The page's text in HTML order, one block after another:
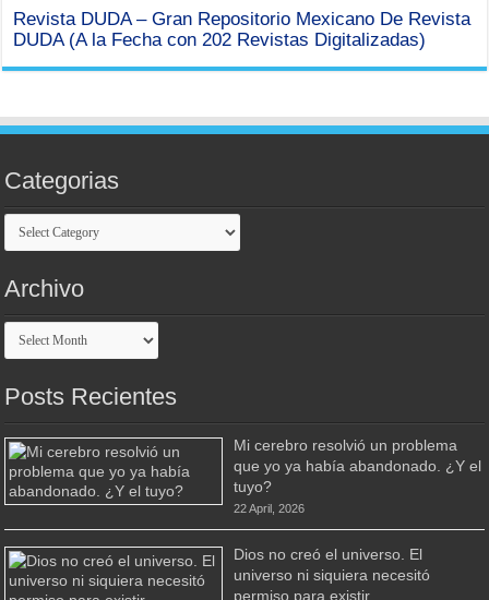
Revista DUDA – Gran Repositorio Mexicano De Revista
DUDA (A la Fecha con 202 Revistas Digitalizadas)
Categorias
Categorias
Archivo
Archivo
Posts Recientes
Mi cerebro resolvió un problema
que yo ya había abandonado. ¿Y el
tuyo?
22 April, 2026
Dios no creó el universo. El
universo ni siquiera necesitó
permiso para existir.